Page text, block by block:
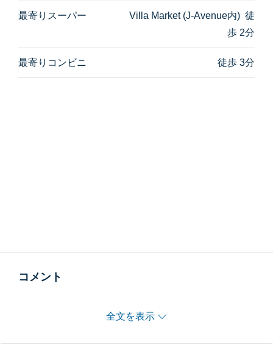
最寄りスーパー
Villa Market (J-Avenue内) 徒
歩 2分
最寄りコンビニ 徒歩 3分
コメント
全文を表示